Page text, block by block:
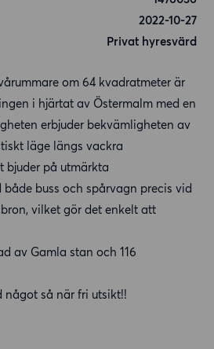
2022-10-27
Privat hyresvärd
om 64 kvadratmeter är
i hjärtat av Östermalm med en
erbjuder bekvämligheten av
läge längs vackra
bjuder på utmärkta
buss och spårvagn precis vid
vilket gör det enkelt att
av Gamla stan och 116
något så när fri utsikt!!